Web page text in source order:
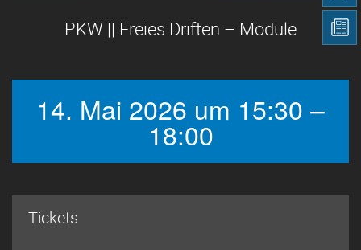
PKW || Freies Driften – Module
14. Mai 2026 um 15:30 –
18:00
Tickets